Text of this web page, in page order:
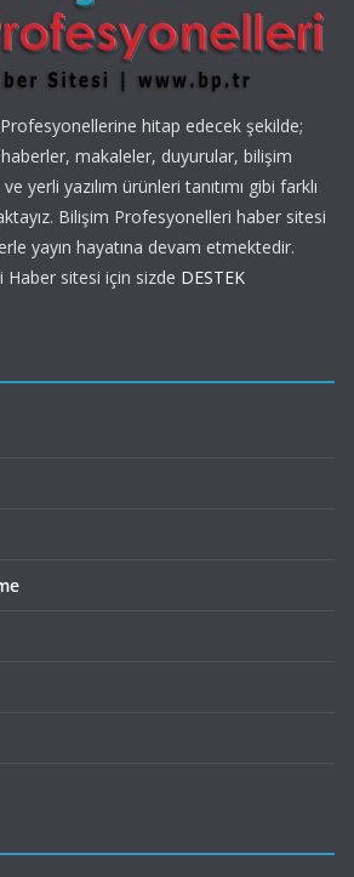
hitap edecek şekilde;
makaleler, duyurular, bilişim
ve yerli yazılım ürünleri tanıtımı gibi farklı
Bilişim Profesyonelleri haber sitesi
yayın hayatına devam etmektedir.
sitesi için sizde DESTEK